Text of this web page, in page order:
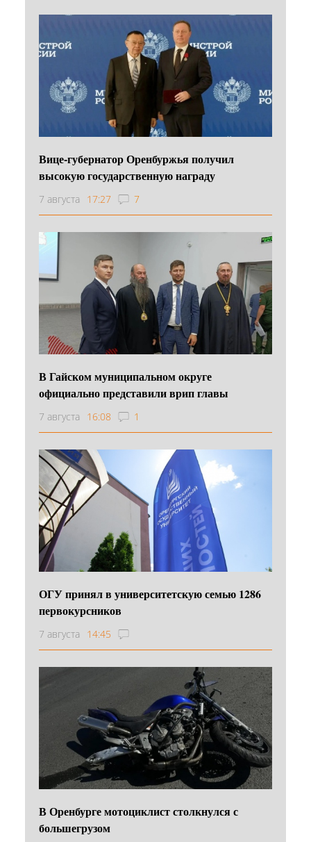
Вице-губернатор Оренбуржья получил
высокую государственную награду
7 августа 17:27 7
В Гайском муниципальном округе
официально представили врип главы
7 августа 16:08 1
ОГУ принял в университетскую семью 1286
первокурсников
7 августа 14:45
В Оренбурге мотоциклист столкнулся с
большегрузом